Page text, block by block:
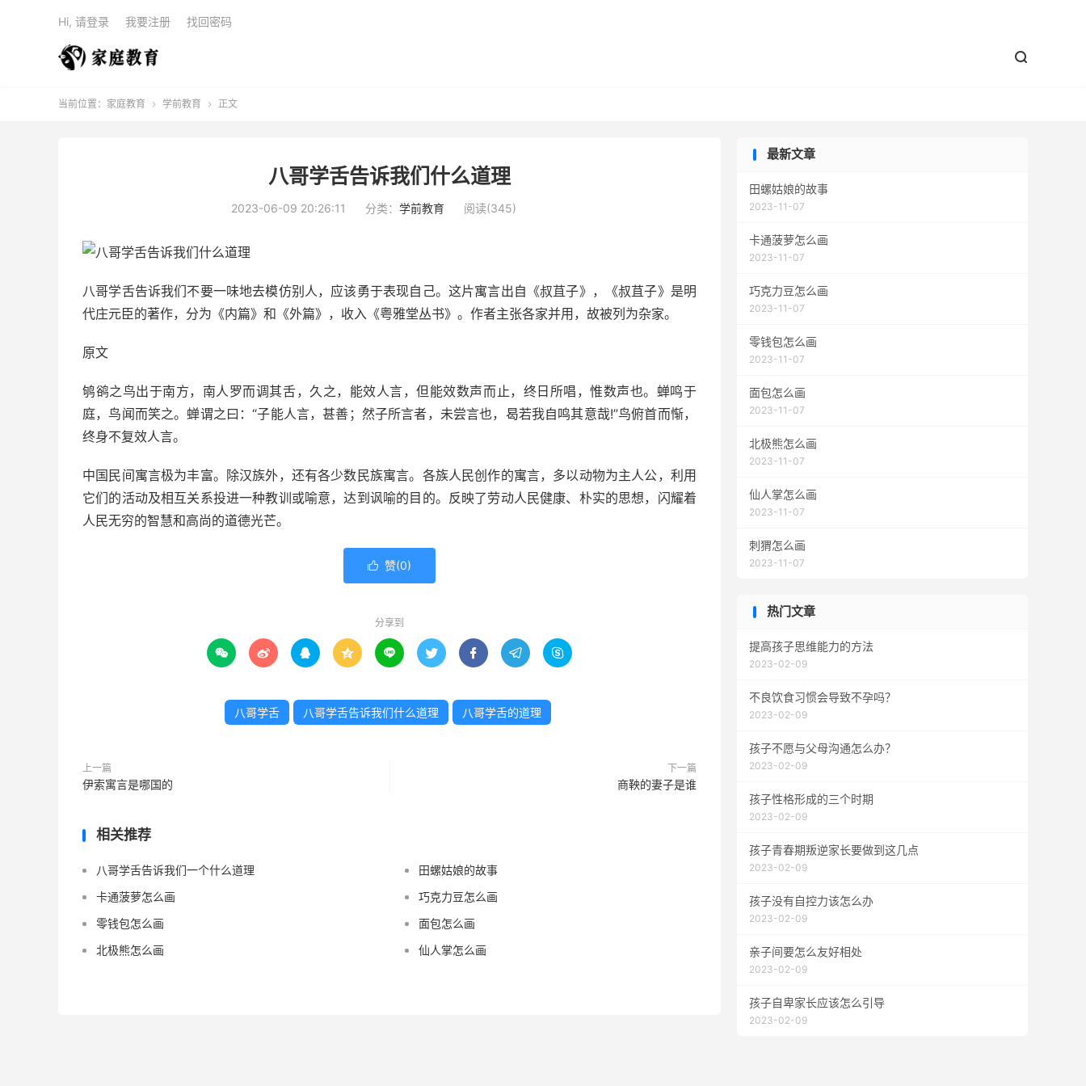

Hi, 请登录 我要注册 找回密码
当前位置： 家庭教育  学前教育  正文
八哥学舌告诉我们什么道理
2023-06-09 20:26:11 分类： 学前教育 阅读(345)
八哥学舌告诉我们不要一味地去模仿别人，应该勇于表现自己。这片寓言出自《叔苴子》，《叔苴子》是明
代庄元臣的著作，分为《内篇》和《外篇》，收入《粤雅堂丛书》。作者主张各家并用，故被列为杂家。
原文
鸲鹆之鸟出于南方，南人罗而调其舌，久之，能效人言，但能效数声而止，终日所唱，惟数声也。蝉鸣于
庭，鸟闻而笑之。蝉谓之曰：“子能人言，甚善；然子所言者，未尝言也，曷若我自鸣其意哉!”鸟俯首而惭，
终身不复效人言。
中国民间寓言极为丰富。除汉族外，还有各少数民族寓言。各族人民创作的寓言，多以动物为主人公，利用
它们的活动及相互关系投进一种教训或喻意，达到讽喻的目的。反映了劳动人民健康、朴实的思想，闪耀着
人民无穷的智慧和高尚的道德光芒。
 赞(0)
分享到
        
八哥学舌 八哥学舌告诉我们什么道理 八哥学舌的道理
上一篇
伊索寓言是哪国的
下一篇
商鞅的妻子是谁
相关推荐
八哥学舌告诉我们一个什么道理
田螺姑娘的故事
卡通菠萝怎么画
巧克力豆怎么画
零钱包怎么画
面包怎么画
北极熊怎么画
仙人掌怎么画
最新文章
田螺姑娘的故事
2023-11-07
卡通菠萝怎么画
2023-11-07
巧克力豆怎么画
2023-11-07
零钱包怎么画
2023-11-07
面包怎么画
2023-11-07
北极熊怎么画
2023-11-07
仙人掌怎么画
2023-11-07
刺猬怎么画
2023-11-07
热门文章
提高孩子思维能力的方法
2023-02-09
不良饮食习惯会导致不孕吗？
2023-02-09
孩子不愿与父母沟通怎么办？
2023-02-09
孩子性格形成的三个时期
2023-02-09
孩子青春期叛逆家长要做到这几点
2023-02-09
孩子没有自控力该怎么办
2023-02-09
亲子间要怎么友好相处
2023-02-09
孩子自卑家长应该怎么引导
2023-02-09